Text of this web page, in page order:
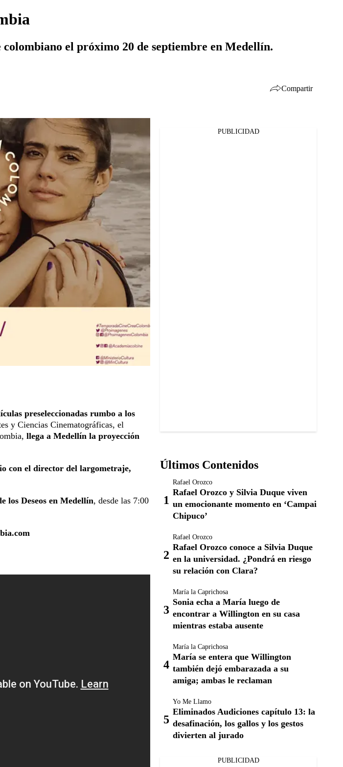
el próximo 20 de septiembre en Medellín.
Compartir
Facebook
preseleccionadas rumbo a los
y Ciencias Cinematográficas, el
llega a Medellín la proyección
con el director del largometraje,
los Deseos en Medellín, desde las 7:00
PUBLICIDAD
Últimos Contenidos
Rafael Orozco
Rafael Orozco y Silvia Duque viven
un emocionante momento en ‘Campai
Chipuco’
Rafael Orozco
Rafael Orozco conoce a Silvia Duque
en la universidad. ¿Pondrá en riesgo
su relación con Clara?
María la Caprichosa
Sonia echa a María luego de
encontrar a Willington en su casa
mientras estaba ausente
María la Caprichosa
María se entera que Willington
también dejó embarazada a su
amiga; ambas le reclaman
Yo Me Llamo
Eliminados Audiciones capítulo 13: la
desafinación, los gallos y los gestos
divierten al jurado
PUBLICIDAD